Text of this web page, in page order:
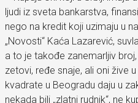
ljudi iz sveta bankarstva,
nego na kredit koji uzimaju u
„Novosti“ Kaća Lazarević,
a to je takođe zanemarljiv
zetovi, ređe snaje, ali oni žive
kvadrate u Beogradu daju u
nekada bili „zlatni rudnik“, ne